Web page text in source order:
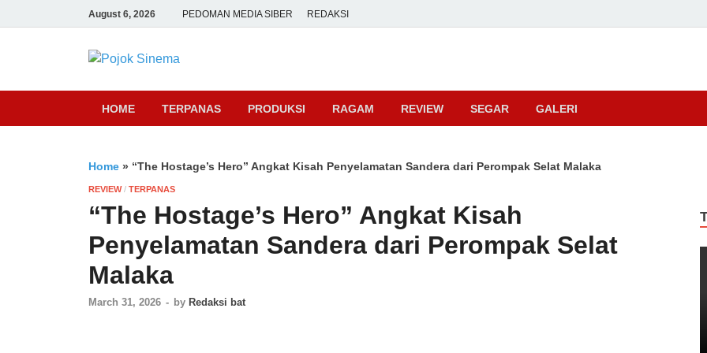
August 6, 2026 PEDOMAN MEDIA SIBER REDAKSI
Pojok Sinema
HOME TERPANAS PRODUKSI RAGAM REVIEW SEGAR GALERI
Home » “The Hostage’s Hero” Angkat Kisah Penyelamatan Sandera dari Perompak Selat Malaka
REVIEW/ TERPANAS
“The Hostage’s Hero” Angkat Kisah
Penyelamatan Sandera dari Perompak Selat
Malaka
March 31, 2026 - by Redaksi bat